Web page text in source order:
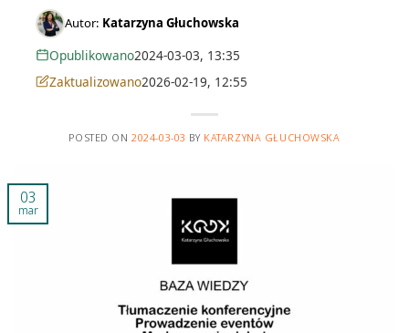
Autor: Katarzyna Głuchowska
Opublikowano2024-03-03, 13:35
Zaktualizowano2026-02-19, 12:55
POSTED ON2024-03-03 BY KATARZYNA GŁUCHOWSKA
03
mar